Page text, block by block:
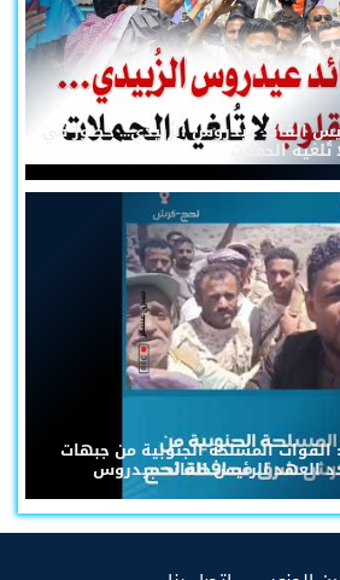
القائد عيدروس الزُبيدي... حضورٌ في
تُلغيه الحملات
القوات المسلحة الجنوبية من جبهات
العهد للرئيس القائد عيدروس